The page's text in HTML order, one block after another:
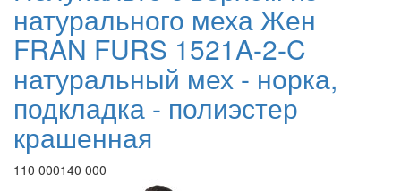
натурального меха Жен
FRAN FURS 1521A-2-C
натуральный мех - норка,
подкладка - полиэстер
крашенная
110 000140 000